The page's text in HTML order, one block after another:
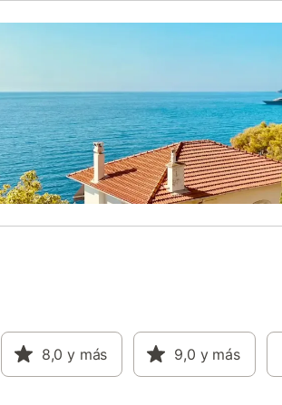
8,0 y más 9,0 y más